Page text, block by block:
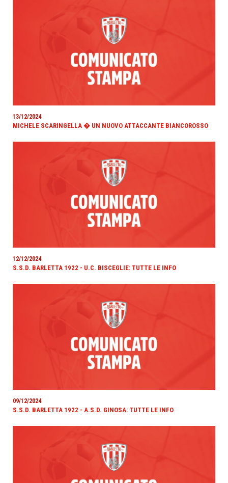
13/12/2024
MICHELE SCARINGELLA � UN NUOVO ATTACCANTE BIANCOROSSO
12/12/2024
S.S.D. BARLETTA 1922 - U.C. BISCEGLIE: TUTTE LE INFO
09/12/2024
S.S.D. BARLETTA 1922 - A.S.D. GINOSA: TUTTE LE INFO